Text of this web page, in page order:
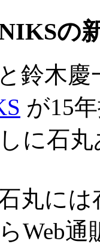
の
鈴木慶
が15
に石
丸に
Web